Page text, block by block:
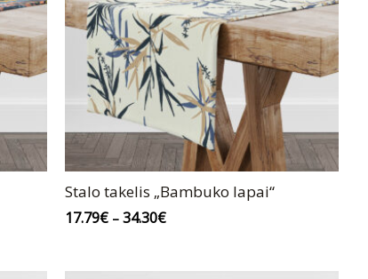
Stalo takelis „Bambuko lapai“
17.79€ –34.30€